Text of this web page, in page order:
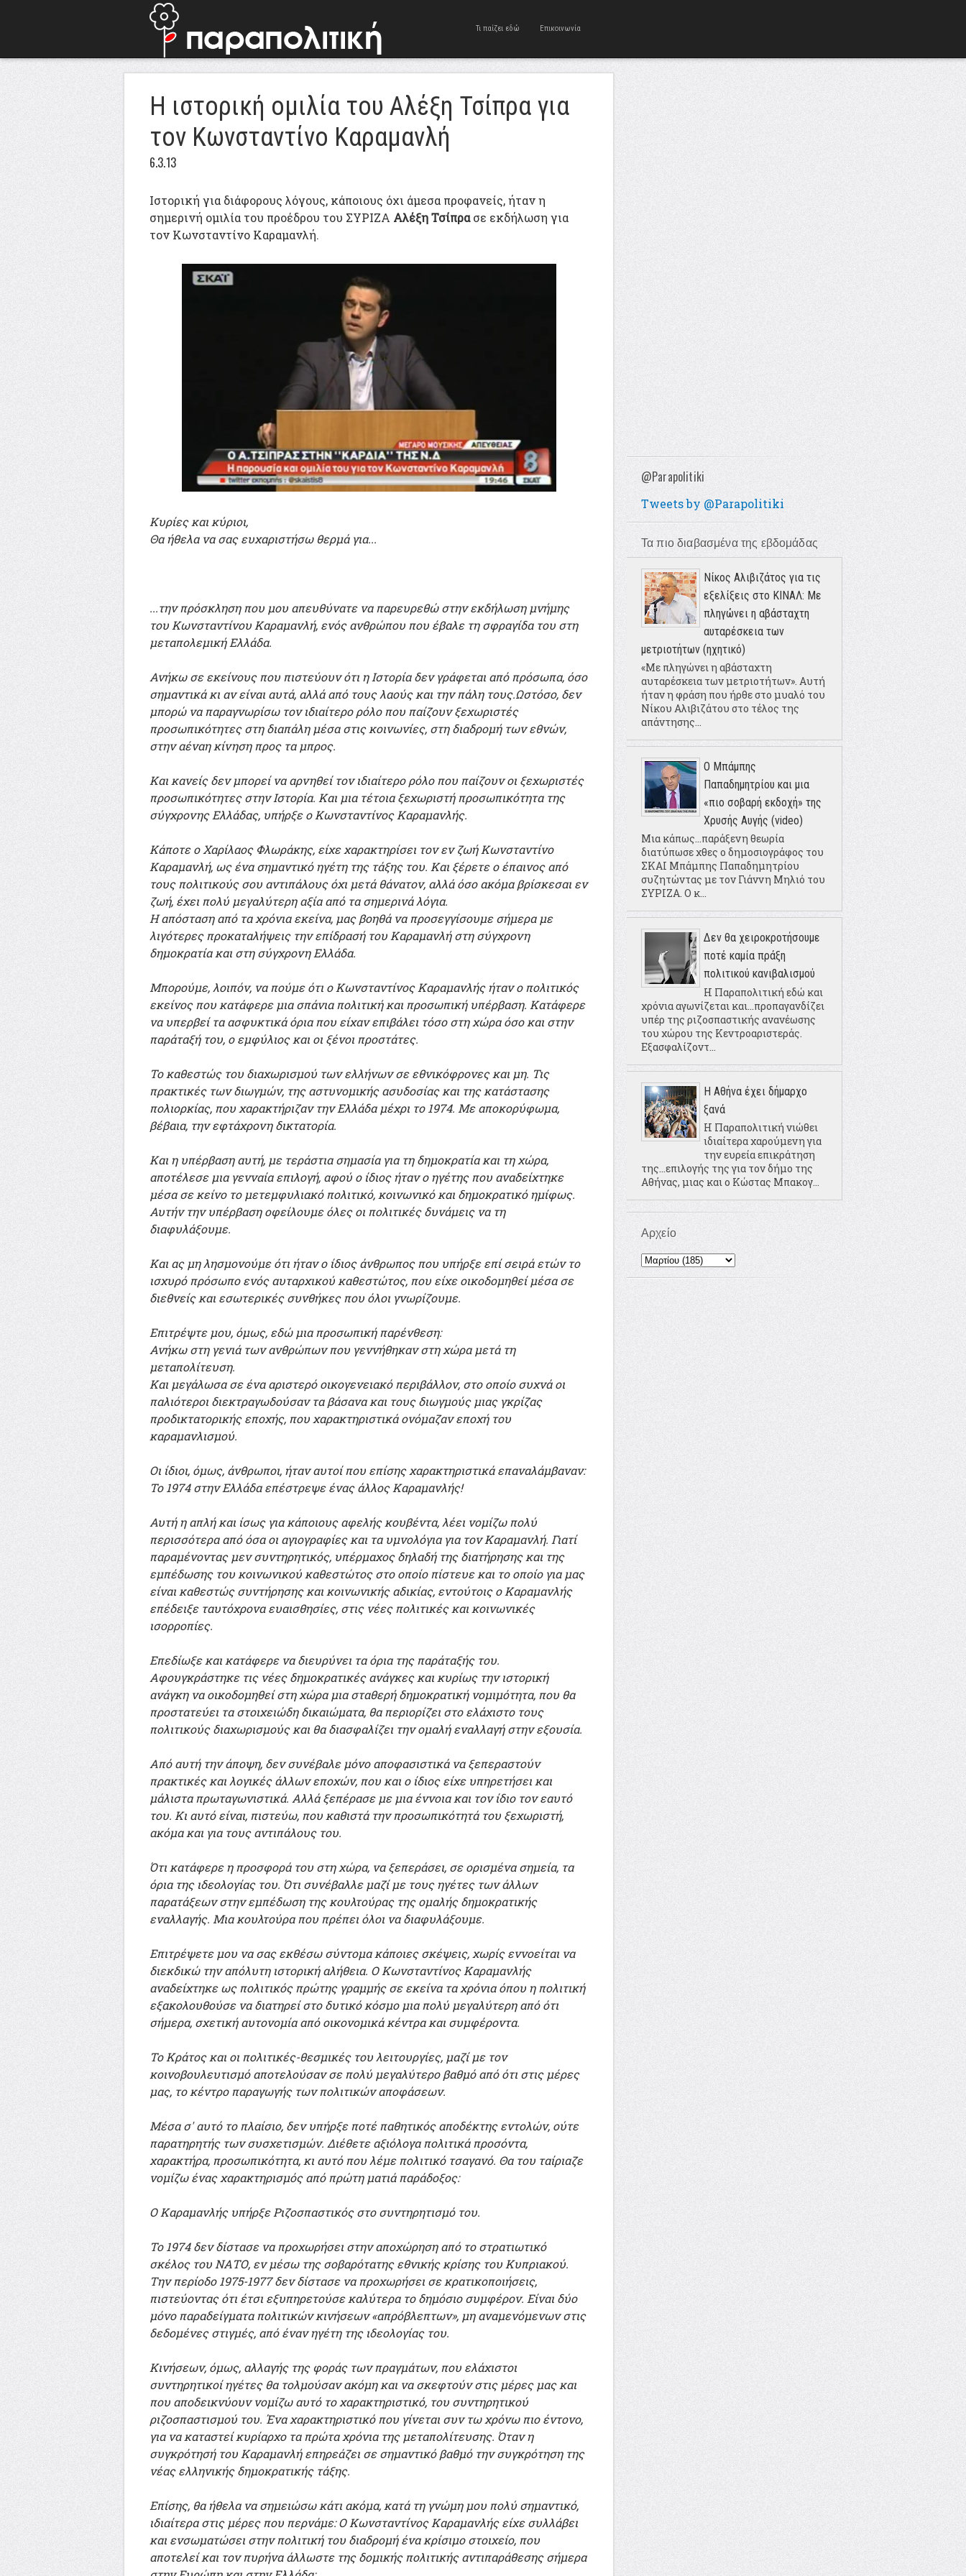
Τι παίζει εδώ Επικοινωνία
Η ιστορική ομιλία του Αλέξη Τσίπρα για
τον Κωνσταντίνο Καραμανλή
6.3.13
Ιστορική για διάφορους λόγους, κάποιους όχι άμεσα προφανείς, ήταν η
σημερινή ομιλία του προέδρου του ΣΥΡΙΖΑ Αλέξη Τσίπρασε εκδήλωση για
τον Κωνσταντίνο Καραμανλή.
Κυρίες και κύριοι,
Θα ήθελα να σας ευχαριστήσω θερμά για...
...την πρόσκληση που μου απευθύνατε να παρευρεθώ στην εκδήλωση μνήμης
του Κωνσταντίνου Καραμανλή, ενός ανθρώπου που έβαλε τη σφραγίδα του στη
μεταπολεμική Ελλάδα.
Ανήκω σε εκείνους που πιστεύουν ότι η Ιστορία δεν γράφεται από πρόσωπα, όσο
σημαντικά κι αν είναι αυτά, αλλά από τους λαούς και την πάλη τους.Ωστόσο, δεν
μπορώ να παραγνωρίσω τον ιδιαίτερο ρόλο που παίζουν ξεχωριστές
προσωπικότητες στη διαπάλη μέσα στις κοινωνίες, στη διαδρομή των εθνών,
στην αέναη κίνηση προς τα μπρος.
Και κανείς δεν μπορεί να αρνηθεί τον ιδιαίτερο ρόλο που παίζουν οι ξεχωριστές
προσωπικότητες στην Ιστορία. Και μια τέτοια ξεχωριστή προσωπικότητα της
σύγχρονης Ελλάδας, υπήρξε ο Κωνσταντίνος Καραμανλής.
Κάποτε ο Χαρίλαος Φλωράκης, είχε χαρακτηρίσει τον εν ζωή Κωνσταντίνο
Καραμανλή, ως ένα σημαντικό ηγέτη της τάξης του. Και ξέρετε ο έπαινος από
τους πολιτικούς σου αντιπάλους όχι μετά θάνατον, αλλά όσο ακόμα βρίσκεσαι εν
ζωή, έχει πολύ μεγαλύτερη αξία από τα σημερινά λόγια.
Η απόσταση από τα χρόνια εκείνα, μας βοηθά να προσεγγίσουμε σήμερα με
λιγότερες προκαταλήψεις την επίδρασή του Καραμανλή στη σύγχρονη
δημοκρατία και στη σύγχρονη Ελλάδα.
Μπορούμε, λοιπόν, να πούμε ότι ο Κωνσταντίνος Καραμανλής ήταν ο πολιτικός
εκείνος που κατάφερε μια σπάνια πολιτική και προσωπική υπέρβαση. Κατάφερε
να υπερβεί τα ασφυκτικά όρια που είχαν επιβάλει τόσο στη χώρα όσο και στην
παράταξή του, ο εμφύλιος και οι ξένοι προστάτες.
Το καθεστώς του διαχωρισμού των ελλήνων σε εθνικόφρονες και μη. Τις
πρακτικές των διωγμών, της αστυνομικής ασυδοσίας και της κατάστασης
πολιορκίας, που χαρακτήριζαν την Ελλάδα μέχρι το 1974. Με αποκορύφωμα,
βέβαια, την εφτάχρονη δικτατορία.
Και η υπέρβαση αυτή, με τεράστια σημασία για τη δημοκρατία και τη χώρα,
αποτέλεσε μια γενναία επιλογή, αφού ο ίδιος ήταν ο ηγέτης που αναδείχτηκε
μέσα σε κείνο το μετεμφυλιακό πολιτικό, κοινωνικό και δημοκρατικό ημίφως.
Αυτήν την υπέρβαση οφείλουμε όλες οι πολιτικές δυνάμεις να τη
διαφυλάξουμε.
Και ας μη λησμονούμε ότι ήταν ο ίδιος άνθρωπος που υπήρξε επί σειρά ετών το
ισχυρό πρόσωπο ενός αυταρχικού καθεστώτος, που είχε οικοδομηθεί μέσα σε
διεθνείς και εσωτερικές συνθήκες που όλοι γνωρίζουμε.
Επιτρέψτε μου, όμως, εδώ μια προσωπική παρένθεση:
Ανήκω στη γενιά των ανθρώπων που γεννήθηκαν στη χώρα μετά τη
μεταπολίτευση.
Και μεγάλωσα σε ένα αριστερό οικογενειακό περιβάλλον, στο οποίο συχνά οι
παλιότεροι διεκτραγωδούσαν τα βάσανα και τους διωγμούς μιας γκρίζας
προδικτατορικής εποχής, που χαρακτηριστικά ονόμαζαν εποχή του
καραμανλισμού.
Οι ίδιοι, όμως, άνθρωποι, ήταν αυτοί που επίσης χαρακτηριστικά επαναλάμβαναν:
Το 1974 στην Ελλάδα επέστρεψε ένας άλλος Καραμανλής!
Αυτή η απλή και ίσως για κάποιους αφελής κουβέντα, λέει νομίζω πολύ
περισσότερα από όσα οι αγιογραφίες και τα υμνολόγια για τον Καραμανλή. Γιατί
παραμένοντας μεν συντηρητικός, υπέρμαχος δηλαδή της διατήρησης και της
εμπέδωσης του κοινωνικού καθεστώτος στο οποίο πίστευε και το οποίο για μας
είναι καθεστώς συντήρησης και κοινωνικής αδικίας, εντούτοις ο Καραμανλής
επέδειξε ταυτόχρονα ευαισθησίες, στις νέες πολιτικές και κοινωνικές
ισορροπίες.
Επεδίωξε και κατάφερε να διευρύνει τα όρια της παράταξής του.
Αφουγκράστηκε τις νέες δημοκρατικές ανάγκες και κυρίως την ιστορική
ανάγκη να οικοδομηθεί στη χώρα μια σταθερή δημοκρατική νομιμότητα, που θα
προστατεύει τα στοιχειώδη δικαιώματα, θα περιορίζει στο ελάχιστο τους
πολιτικούς διαχωρισμούς και θα διασφαλίζει την ομαλή εναλλαγή στην εξουσία.
Από αυτή την άποψη, δεν συνέβαλε μόνο αποφασιστικά να ξεπεραστούν
πρακτικές και λογικές άλλων εποχών, που και ο ίδιος είχε υπηρετήσει και
μάλιστα πρωταγωνιστικά. Αλλά ξεπέρασε με μια έννοια και τον ίδιο τον εαυτό
του. Κι αυτό είναι, πιστεύω, που καθιστά την προσωπικότητά του ξεχωριστή,
ακόμα και για τους αντιπάλους του.
Ότι κατάφερε η προσφορά του στη χώρα, να ξεπεράσει, σε ορισμένα σημεία, τα
όρια της ιδεολογίας του. Ότι συνέβαλλε μαζί με τους ηγέτες των άλλων
παρατάξεων στην εμπέδωση της κουλτούρας της ομαλής δημοκρατικής
εναλλαγής. Μια κουλτούρα που πρέπει όλοι να διαφυλάξουμε.
Επιτρέψετε μου να σας εκθέσω σύντομα κάποιες σκέψεις, χωρίς εννοείται να
διεκδικώ την απόλυτη ιστορική αλήθεια. Ο Κωνσταντίνος Καραμανλής
αναδείχτηκε ως πολιτικός πρώτης γραμμής σε εκείνα τα χρόνια όπου η πολιτική
εξακολουθούσε να διατηρεί στο δυτικό κόσμο μια πολύ μεγαλύτερη από ότι
σήμερα, σχετική αυτονομία από οικονομικά κέντρα και συμφέροντα.
Το Κράτος και οι πολιτικές-θεσμικές του λειτουργίες, μαζί με τον
κοινοβουλευτισμό αποτελούσαν σε πολύ μεγαλύτερο βαθμό από ότι στις μέρες
μας, το κέντρο παραγωγής των πολιτικών αποφάσεων.
Μέσα σ' αυτό το πλαίσιο, δεν υπήρξε ποτέ παθητικός αποδέκτης εντολών, ούτε
παρατηρητής των συσχετισμών. Διέθετε αξιόλογα πολιτικά προσόντα,
χαρακτήρα, προσωπικότητα, κι αυτό που λέμε πολιτικό τσαγανό. Θα του ταίριαζε
νομίζω ένας χαρακτηρισμός από πρώτη ματιά παράδοξος:
Ο Καραμανλής υπήρξε Ριζοσπαστικός στο συντηρητισμό του.
Το 1974 δεν δίστασε να προχωρήσει στην αποχώρηση από το στρατιωτικό
σκέλος του ΝΑΤΟ, εν μέσω της σοβαρότατης εθνικής κρίσης του Κυπριακού.
Την περίοδο 1975-1977 δεν δίστασε να προχωρήσει σε κρατικοποιήσεις,
πιστεύοντας ότι έτσι εξυπηρετούσε καλύτερα το δημόσιο συμφέρον. Είναι δύο
μόνο παραδείγματα πολιτικών κινήσεων «απρόβλεπτων», μη αναμενόμενων στις
δεδομένες στιγμές, από έναν ηγέτη της ιδεολογίας του.
Κινήσεων, όμως, αλλαγής της φοράς των πραγμάτων, που ελάχιστοι
συντηρητικοί ηγέτες θα τολμούσαν ακόμη και να σκεφτούν στις μέρες μας και
που αποδεικνύουν νομίζω αυτό το χαρακτηριστικό, του συντηρητικού
ριζοσπαστισμού του. Ένα χαρακτηριστικό που γίνεται συν τω χρόνω πιο έντονο,
για να καταστεί κυρίαρχο τα πρώτα χρόνια της μεταπολίτευσης. Όταν η
συγκρότησή του Καραμανλή επηρεάζει σε σημαντικό βαθμό την συγκρότηση της
νέας ελληνικής δημοκρατικής τάξης.
Επίσης, θα ήθελα να σημειώσω κάτι ακόμα, κατά τη γνώμη μου πολύ σημαντικό,
ιδιαίτερα στις μέρες που περνάμε: Ο Κωνσταντίνος Καραμανλής είχε συλλάβει
και ενσωματώσει στην πολιτική του διαδρομή ένα κρίσιμο στοιχείο, που
αποτελεί και τον πυρήνα άλλωστε της δομικής πολιτικής αντιπαράθεσης σήμερα
@Parapolitiki
Tweets by @Parapolitiki
Τα πιο διαβασμένα της εβδομάδας
Νίκος Αλιβιζάτος για τις
εξελίξεις στο ΚΙΝΑΛ: Με
πληγώνει η αβάσταχτη
αυταρέσκεια των
μετριοτήτων (ηχητικό)
«Με πληγώνει η αβάσταχτη
αυταρέσκεια των μετριοτήτων». Αυτή
ήταν η φράση που ήρθε στο μυαλό του
Νίκου Αλιβιζάτου στο τέλος της
απάντησης...
Ο Μπάμπης
Παπαδημητρίου και μια
«πιο σοβαρή εκδοχή» της
Χρυσής Αυγής (video)
Μια κάπως...παράξενη θεωρία
διατύπωσε χθες ο δημοσιογράφος του
ΣΚΑΙ Μπάμπης Παπαδημητρίου
συζητώντας με τον Γιάννη Μηλιό του
ΣΥΡΙΖΑ. Ο κ...
Δεν θα χειροκροτήσουμε
ποτέ καμία πράξη
πολιτικού κανιβαλισμού
Η Παραπολιτική εδώ και
χρόνια αγωνίζεται και...προπαγανδίζει
υπέρ της ριζοσπαστικής ανανέωσης
του χώρου της Κεντροαριστεράς.
Εξασφαλίζοντ...
Η Αθήνα έχει δήμαρχο
ξανά
Η Παραπολιτική νιώθει
ιδιαίτερα χαρούμενη για
την ευρεία επικράτηση
της...επιλογής της για τον δήμο της
Αθήνας, μιας και ο Κώστας Μπακογ...
Αρχείο